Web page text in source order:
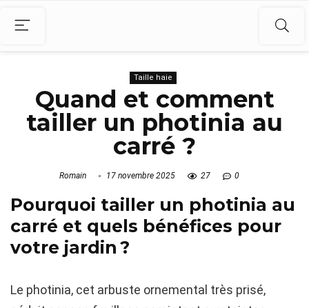
Taille haie
Quand et comment
tailler un photinia au
carré ?
Romain 17 novembre 2025 27 0
Pourquoi tailler un photinia au
carré et quels bénéfices pour
votre jardin ?
Le photinia, cet arbuste ornemental très prisé,